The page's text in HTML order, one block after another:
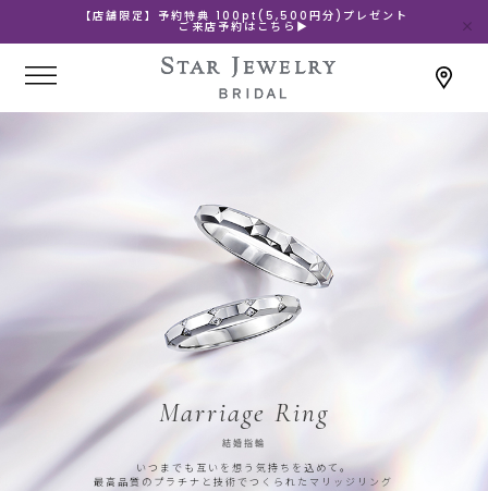
【店舗限定】予約特典 100pt(5,500円分)プレゼント
ご来店予約はこちら▶
Marriage Ring
結婚指輪
いつまでも互いを想う気持ちを込めて。
最高品質のプラチナと技術でつくられたマリッジリング